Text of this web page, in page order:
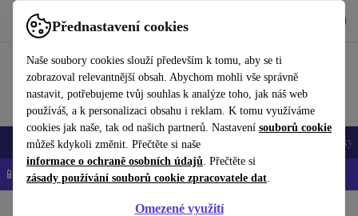
Přednastavení cookies
Naše soubory cookies slouží především k tomu, aby se ti
zobrazoval relevantnější obsah. Abychom mohli vše správně
nastavit, potřebujeme tvůj souhlas k analýze toho, jak náš web
používáš, a k personalizaci obsahu i reklam. K tomu využíváme
cookies jak naše, tak od našich partnerů. Nastavení souborů cookie
můžeš kdykoli změnit. Přečtěte si naše
informace o ochraně osobních údajů. Přečtěte si
zásady používání souborů cookie zpracovatele dat.
Omezené využití
Používejte refurbed rychle a snadno
Mobily a smartphony Notebooky Tablety Doplňky
📱 -5 % NAVÍC na všechny iPhony – kód: IPHONEDEAL-
Notebooky Notebooky Acer